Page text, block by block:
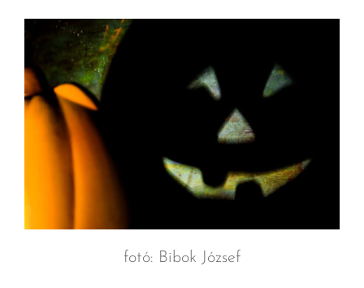
fotó: Bibok József